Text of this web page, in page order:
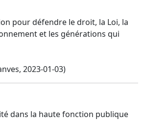
pour défendre le droit, la Loi, la
et les générations qui
2023-01-03)
dans la haute fonction publique